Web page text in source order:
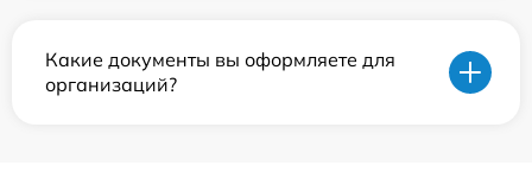
Какие документы вы оформляете для
организаций?